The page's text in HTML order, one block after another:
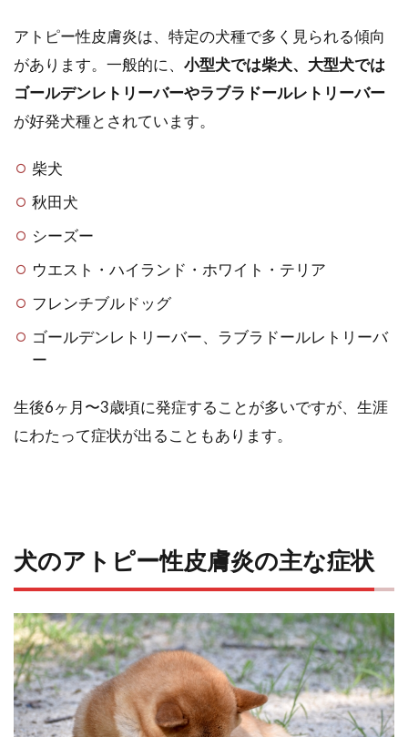
アトピー性皮膚炎は、特定の犬種で多く見られる傾向
があります。一般的に、 小型犬では柴犬、大型犬では
ゴールデンレトリーバーやラブラドールレトリーバー
が好発犬種とされています。
柴犬
秋田犬
シーズー
ウエスト・ハイランド・ホワイト・テリア
フレンチブルドッグ
ゴールデンレトリーバー、ラブラドールレトリーバ
ー
生後6ヶ月〜3歳頃に発症することが多いですが、生涯
にわたって症状が出ることもあります。
犬のアトピー性皮膚炎の主な症状